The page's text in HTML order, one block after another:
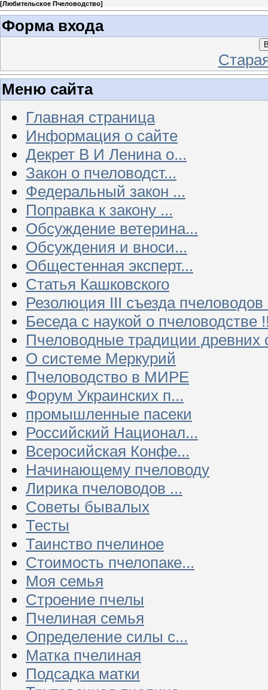
[Любительское Пчеловодство]
Форма входа
Меню сайта
Главная страница
Информация о сайте
Декрет В И Ленина о...
Закон о пчеловодст...
Федеральный закон ...
Поправка к закону ...
Обсуждение ветерина...
Обсуждения и вноси...
Общестенная эксперт...
Статья Кашковского
Резолюция III съезда
Беседа с наукой о пчеловодстве
Пчеловодные традиции древних
О системе Меркурий
Пчеловодство в МИРЕ
Форум Украинских п...
промышленные пасеки
Российский Национал...
Всеросийская Конфе...
Начинающему пчеловоду
Лирика пчеловодов ...
Советы бывалых
Тесты
Таинство пчелиное
Стоимость пчелопаке...
Моя семья
Строение пчелы
Пчелиная семья
Определение силы с...
Матка пчелиная
Подсадка матки